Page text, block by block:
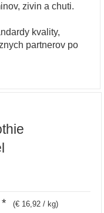
zivin a chuti.
kvality,
partnerov po
(€ 16,92 / kg)